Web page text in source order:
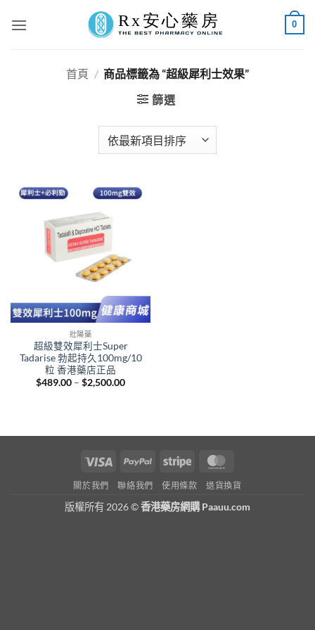
0
首頁 / 商品標籤為 “超級犀利士效果”
篩選
壯陽藥
超級雙效犀利士Super
Tadarise 勃起持久100mg/10
粒 香港藥店正品
$489.00 – $2,500.00Price
Visa PayPal Stripe
關於我們 聯絡我們 使用條款 退貨換貨
版權所有 2026 ©香港藥房網購 Paauu.com